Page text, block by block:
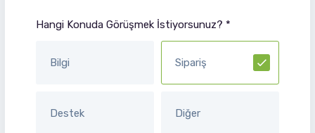
Hangi Konuda Görüşmek İstiyorsunuz? *
Bilgi Sipariş
Destek Diğer